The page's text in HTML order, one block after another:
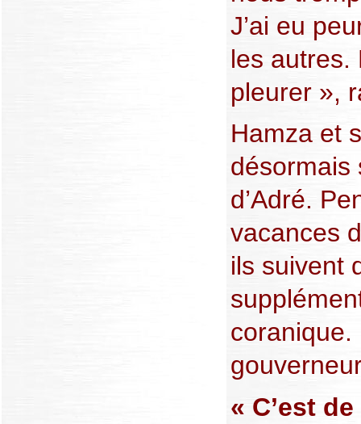
J’ai eu
les autres.
pleurer »,
Hamza et
désormais
d’Adré.
vacances
ils suivent
coranique.
« C’est